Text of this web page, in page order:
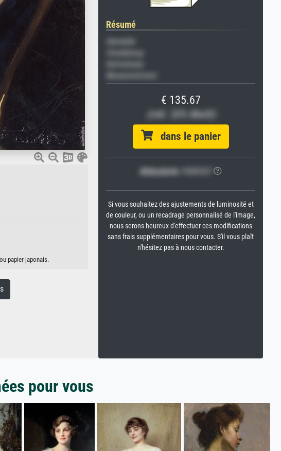
papier japonais.
Résumé
Veredelung
Museumslizenz
€ 135.67
(inkl. 20% MwSt)
dans le panier
Bildschärfe:
Si vous souhaitez des ajustements de luminosité et
de couleur, ou un recadrage personnalisé de l'image,
nous serons heureux d'effectuer ces modifications
sans frais supplémentaires pour vous. S'il vous plaît
n'hésitez pas à nous contacter.
pour vous